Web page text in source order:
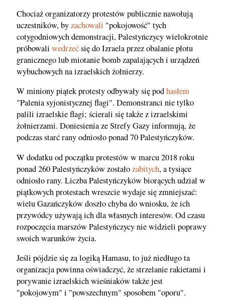
Chociaż organizatorzy protestów publicznie nawołują
uczestników, byzachowali "pokojowość" tych
cotygodniowych demonstracji, Palestyńczycy wielokrotnie
próbowali wedrzećsię do Izraela przez obalanie płotu
granicznego lub miotanie bomb zapalających i urządzeń
wybuchowych na izraelskich żołnierzy.
W miniony piątek protesty odbywały się podhasłem
"Palenia syjonistycznej flagi". Demonstranci nie tylko
palili izraelskie flagi; ścierali się także z izraelskimi
żołnierzami. Doniesienia ze Strefy Gazy informują, że
podczas starć rany odniosło ponad 70 Palestyńczyków.
W dodatku od początku protestów w marcu 2018 roku
ponad 260 Palestyńczyków zostałozabitych, a tysiące
odniosło rany. Liczba Palestyńczyków biorących udział w
piątkowych protestach wreszcie wydaje się zmniejszać:
wielu Gazańczyków doszło chyba do wniosku, że ich
przywódcy używają ich dla własnych interesów. Od czasu
rozpoczęcia marszów Palestyńczycy nie widzieli poprawy
swoich warunków życia.
Jeśli pójdzie się za logiką Hamasu, to już niedługo ta
organizacja powinna oświadczyć, że strzelanie rakietami i
porywanie izraelskich wieśniaków także jest
"pokojowym" i "powszechnym" sposobem "oporu".